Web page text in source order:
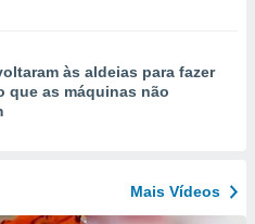
às aldeias para fazer
que as máquinas não
Mais Vídeos